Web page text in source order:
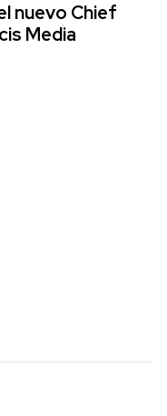
nuevo Chief
Media